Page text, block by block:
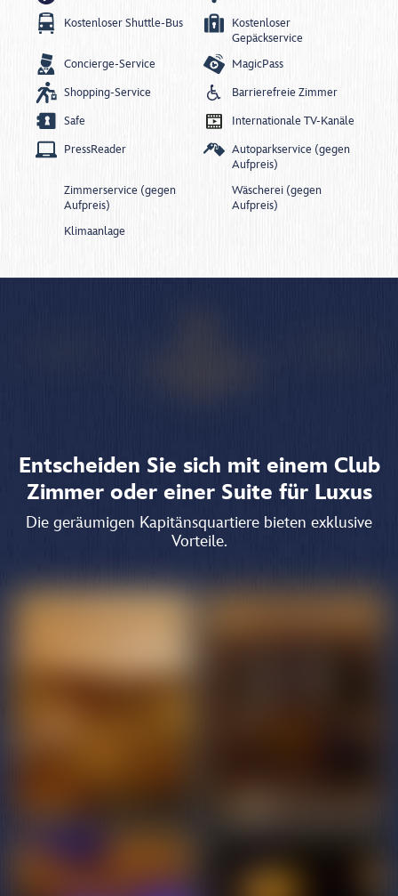
Kostenloser Shuttle-Bus
Kostenloser
Gepäckservice
Concierge-Service
MagicPass
Shopping-Service
Barrierefreie Zimmer
Safe
Internationale TV-Kanäle
PressReader
Autoparkservice (gegen
Aufpreis)
Zimmerservice (gegen
Aufpreis)
Wäscherei (gegen
Aufpreis)
Klimaanlage
Entscheiden Sie sich mit einem Club
Zimmer oder einer Suite für Luxus
Die geräumigen Kapitänsquartiere bieten exklusive
Vorteile.